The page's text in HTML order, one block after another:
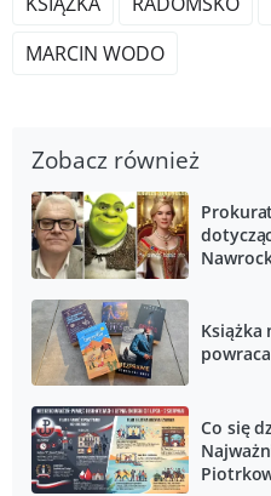
MARCIN WODO
Zobacz również
Książka
Co się